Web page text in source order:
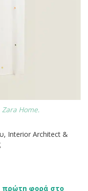
Zara Home.
Ιnterior Αrchitect &
πρώτη φορά στο